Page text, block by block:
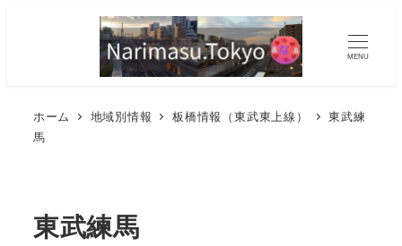
MENU
ホーム 地域別情報 板橋情報（東武東上線）
東武練
馬
東武練馬